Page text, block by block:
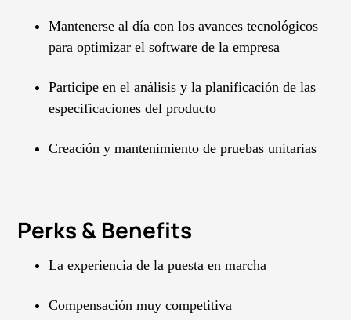
Mantenerse al día con los avances tecnológicos
para optimizar el software de la empresa
Participe en el análisis y la planificación de las
especificaciones del producto
Creación y mantenimiento de pruebas unitarias
Perks & Benefits
La experiencia de la puesta en marcha
Compensación muy competitiva